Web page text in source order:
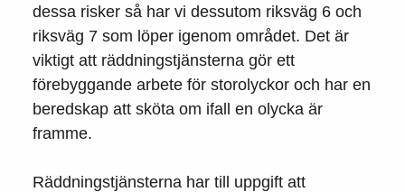
dessa risker så har vi dessutom riksväg 6 och
riksväg 7 som löper igenom området. Det är
viktigt att räddningstjänsterna gör ett
förebyggande arbete för storolyckor och har en
beredskap att sköta om ifall en olycka är
framme.
Räddningstjänsterna har till uppgift att